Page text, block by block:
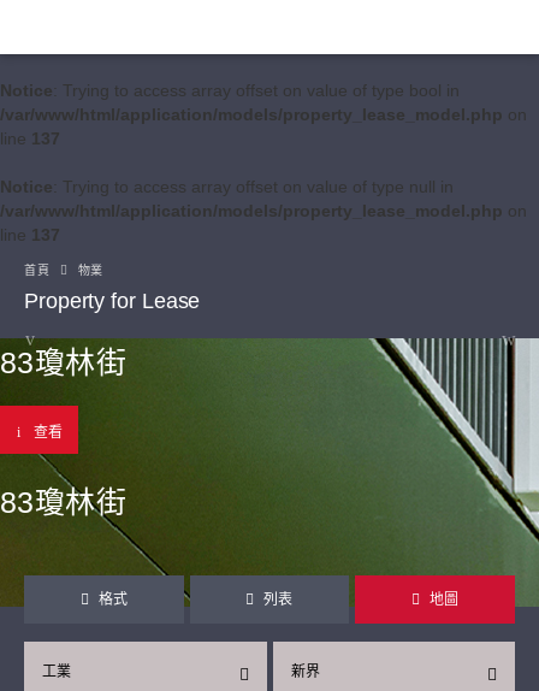
Notice: Trying to access array offset on value of type bool in
/var/www/html/application/models/property_lease_model.php on
line 137
Notice: Trying to access array offset on value of type null in
/var/www/html/application/models/property_lease_model.php on
line 137
首頁 物業
Property for Lease
83瓊林街
查看
83瓊林街
格式 列表 地圖
新界
工業